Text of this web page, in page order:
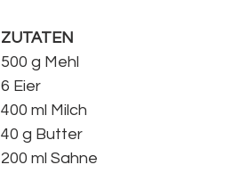
ZUTATEN
500 g Mehl
6 Eier
400 ml Milch
40 g Butter
200 ml Sahne